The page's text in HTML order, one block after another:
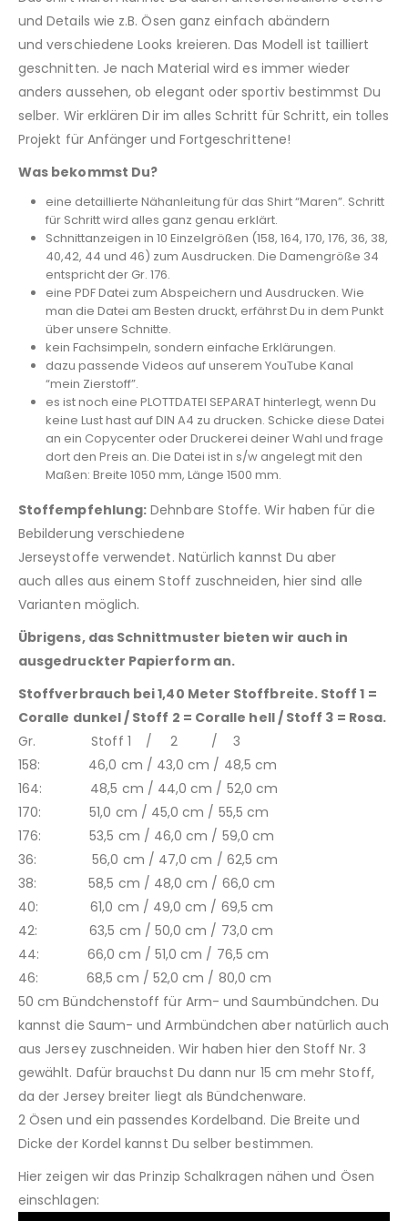
und Details wie z.B. Ösen ganz einfach abändern
und verschiedene Looks kreieren. Das Modell ist tailliert
geschnitten. Je nach Material wird es immer wieder
anders aussehen, ob elegant oder sportiv bestimmst Du
selber. Wir erklären Dir im alles Schritt für Schritt, ein tolles
Projekt für Anfänger und Fortgeschrittene!
Was bekommst Du?
eine detaillierte Nähanleitung für das Shirt “Maren”. Schritt
für Schritt wird alles ganz genau erklärt.
Schnittanzeigen in 10 Einzelgrößen (158, 164, 170, 176, 36, 38,
40,42, 44 und 46) zum Ausdrucken. Die Damengröße 34
entspricht der Gr. 176.
eine PDF Datei zum Abspeichern und Ausdrucken. Wie
man die Datei am Besten druckt, erfährst Du in dem Punkt
über unsere Schnitte.
kein Fachsimpeln, sondern einfache Erklärungen.
dazu passende Videos auf unserem YouTube Kanal
“mein Zierstoff”.
es ist noch eine PLOTTDATEI SEPARAT hinterlegt, wenn Du
keine Lust hast auf DIN A4 zu drucken. Schicke diese Datei
an ein Copycenter oder Druckerei deiner Wahl und frage
dort den Preis an. Die Datei ist in s/w angelegt mit den
Maßen: Breite 1050 mm, Länge 1500 mm.
Stoffempfehlung: Dehnbare Stoffe. Wir haben für die
Bebilderung verschiedene
Jerseystoffe verwendet. Natürlich kannst Du aber
auch alles aus einem Stoff zuschneiden, hier sind alle
Varianten möglich.
Übrigens, das Schnittmuster bieten wir auch in
ausgedruckter Papierform an.
Stoffverbrauch bei 1,40 Meter Stoffbreite. Stoff 1 =
Coralle dunkel / Stoff 2 = Coralle hell / Stoff 3 = Rosa.
Gr. Stoff 1 / 2 / 3
158: 46,0 cm / 43,0 cm / 48,5 cm
164: 48,5 cm / 44,0 cm / 52,0 cm
170: 51,0 cm / 45,0 cm / 55,5 cm
176: 53,5 cm / 46,0 cm / 59,0 cm
36: 56,0 cm / 47,0 cm / 62,5 cm
38: 58,5 cm / 48,0 cm / 66,0 cm
40: 61,0 cm / 49,0 cm / 69,5 cm
42: 63,5 cm / 50,0 cm / 73,0 cm
44: 66,0 cm / 51,0 cm / 76,5 cm
46: 68,5 cm / 52,0 cm / 80,0 cm
50 cm Bündchenstoff für Arm- und Saumbündchen. Du
kannst die Saum- und Armbündchen aber natürlich auch
aus Jersey zuschneiden. Wir haben hier den Stoff Nr. 3
gewählt. Dafür brauchst Du dann nur 15 cm mehr Stoff,
da der Jersey breiter liegt als Bündchenware.
2 Ösen und ein passendes Kordelband. Die Breite und
Dicke der Kordel kannst Du selber bestimmen.
Hier zeigen wir das Prinzip Schalkragen nähen und Ösen
einschlagen: